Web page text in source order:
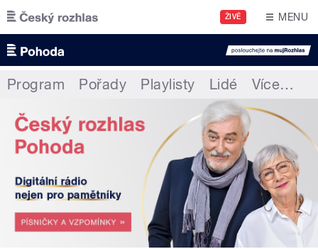
Přejít k hlavnímu obsahu
ŽIVĚ MENU
Program Pořady Playlisty Lidé Více…